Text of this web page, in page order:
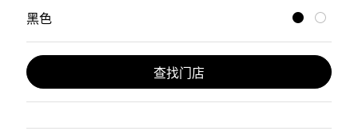
黑色
查找门店